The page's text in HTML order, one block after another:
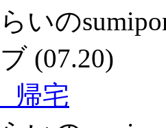
いの
(07.20)
帰宅